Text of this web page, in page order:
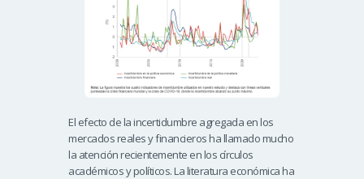
El efecto de la incertidumbre agregada en los
mercados reales y financieros ha llamado mucho
la atención recientemente en los círculos
académicos y políticos. La literatura económica ha